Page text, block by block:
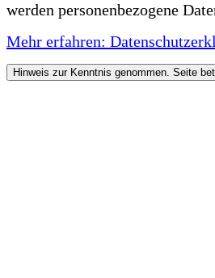
werden personenbezogene
Mehr erfahren:
Hinweis zur Kenntnis genommen. Seite